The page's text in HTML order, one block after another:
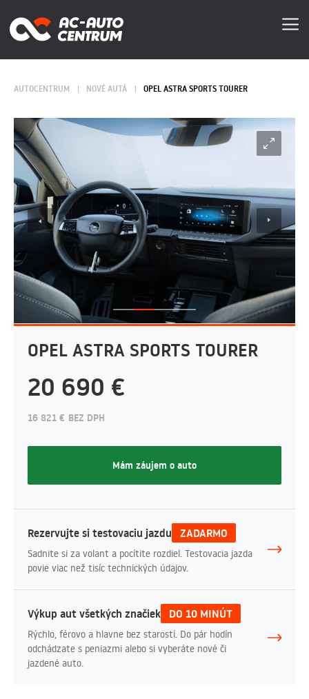
AUTOCENTRUM NOVÉ AUTÁ OPEL ASTRA SPORTS TOURER
OPEL ASTRA SPORTS TOURER
20 690 €
16 821 € BEZ DPH
Mám záujem o auto
Rezervujte si testovaciu jazdu ZADARMO
Sadnite si za volant a pocítite rozdiel. Testovacia jazda
povie viac než tisíc technických údajov.
Výkup aut všetkých značiek DO 10 MINÚT
Rýchlo, férovo a hlavne bez starostí. Do pár hodín
odchádzate s peniazmi alebo si vyberáte nové či
jazdené auto.